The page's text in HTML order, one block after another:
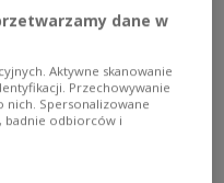
została zbudowana
czasów II wojny
zamek Blackbarony
Polskich Sił
Ulokował się
miała tu
dane w
Aktywne skanowanie
Przechowywanie
nich. Spersonalizowane
badnie odbiorców i